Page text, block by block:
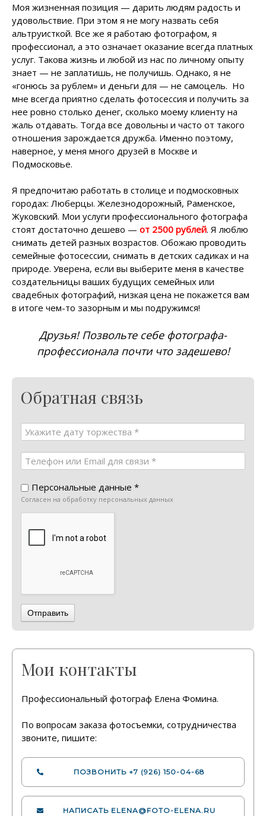
Моя жизненная позиция — дарить людям радость и
удовольствие. При этом я не могу назвать себя
альтруисткой. Все же я работаю фотографом, я
профессионал, а это означает оказание всегда платных
услуг. Такова жизнь и любой из нас по личному опыту
знает — не заплатишь, не получишь. Однако, я не
«гонюсь за рублем» и деньги для — не самоцель. Но
мне всегда приятно сделать фотосессия и получить за
нее ровно столько денег, сколько моему клиенту на
жаль отдавать. Тогда все довольны и часто от такого
отношения зарождается дружба. Именно поэтому,
наверное, у меня много друзей в Москве и
Подмосковье.
Я предпочитаю работать в столице и подмосковных
городах: Люберцы. Железнодорожный, Раменское,
Жуковский. Мои услуги профессионального фотографа
стоят достаточно дешево — от 2500 рублей. Я люблю
снимать детей разных возрастов. Обожаю проводить
семейные фотосессии, снимать в детских садиках и на
природе. Уверена, если вы выберите меня в качестве
создательницы ваших будущих семейных или
свадебных фотографий, низкая цена не покажется вам
в итоге чем-то зазорным и мы подружимся!
Друзья! Позвольте себе фотографа-
профессионала почти что задешево!
Обратная связь
Персональные данные *
Согласен на обработку персональных данных
Отправить
Мои контакты
Профессиональный фотограф Елена Фомина.
По вопросам заказа фотосъемки, сотрудничества
звоните, пишите:
ПОЗВОНИТЬ +7 (926) 150-04-68
НАПИСАТЬ ELENA@FOTO-ELENA.RU